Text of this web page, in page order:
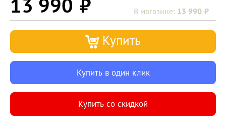
13 990
Купить
Купить в один клик
Купить со скидкой